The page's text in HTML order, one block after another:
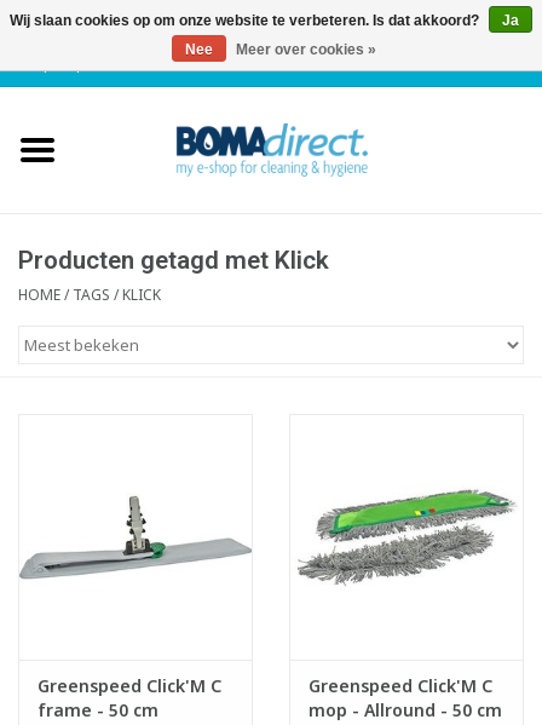
Klantenservice
Producten getagd met Klick
HOME/TAGS /KLICK
Greenspeed Click'M C
frame - 50 cm
Greenspeed Click'M C
mop - Allround - 50 cm
Wij slaan cookies op om onze website te verbeteren. Is dat akkoord?
Ja
Nee
Meer over cookies »